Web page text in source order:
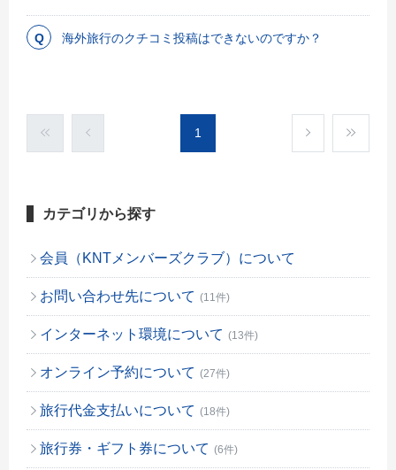
海外旅行のクチコミ投稿はできないのですか？
1
カテゴリから探す
会員（KNTメンバーズクラブ）について
お問い合わせ先について (11件)
インターネット環境について (13件)
オンライン予約について (27件)
旅行代金支払いについて (18件)
旅行券・ギフト券について (6件)